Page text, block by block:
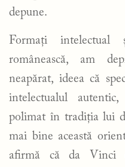
depune.
Formați
românească, am
neapărat, ideea că
intelectualul
polimat în tradiția lui
mai bine această
afirmă că da Vinci